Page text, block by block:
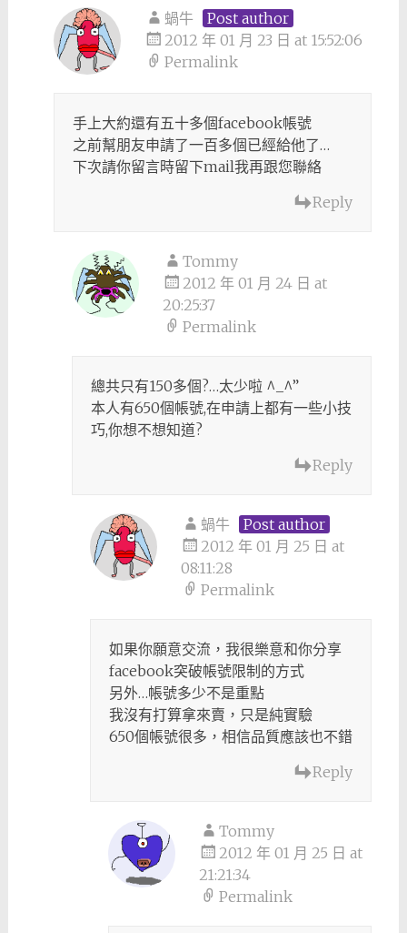
蝸牛
Post author
2012 年 01 月 23 日 at 15:52:06
Permalink
手上大約還有五十多個facebook帳號
之前幫朋友申請了一百多個已經給他了…
下次請你留言時留下mail我再跟您聯絡
Reply
Tommy
2012 年 01 月 24 日 at
20:25:37
Permalink
總共只有150多個?…太少啦 ^_^”
本人有650個帳號,在申請上都有一些小技
巧,你想不想知道?
Reply
蝸牛
Post author
2012 年 01 月 25 日 at
08:11:28
Permalink
如果你願意交流，我很樂意和你分享
facebook突破帳號限制的方式
另外…帳號多少不是重點
我沒有打算拿來賣，只是純實驗
650個帳號很多，相信品質應該也不錯
Reply
Tommy
2012 年 01 月 25 日 at
21:21:34
Permalink